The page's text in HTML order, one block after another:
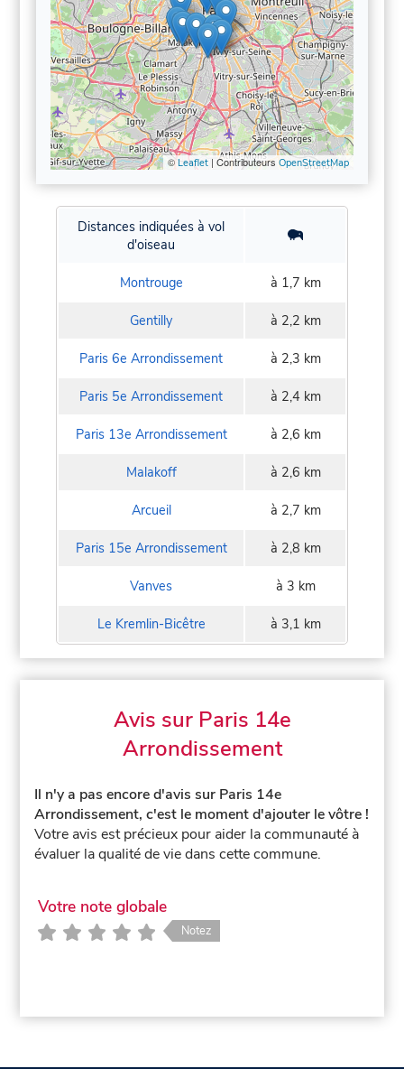
© Leaflet| Contributeurs OpenStreetMap
Distances indiquées à vol
d'oiseau
Montrouge à 1,7 km
Gentilly à 2,2 km
Paris 6e Arrondissement à 2,3 km
Paris 5e Arrondissement à 2,4 km
Paris 13e Arrondissement à 2,6 km
Malakoff à 2,6 km
Arcueil à 2,7 km
Paris 15e Arrondissement à 2,8 km
Vanves à 3 km
Le Kremlin-Bicêtre à 3,1 km
Avis sur Paris 14e
Arrondissement
Il n'y a pas encore d'avis sur Paris 14e
Arrondissement, c'est le moment d'ajouter le vôtre !
Votre avis est précieux pour aider la communauté à
évaluer la qualité de vie dans cette commune.
Votre note globale
Notez